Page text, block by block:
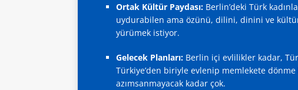
Ortak Kültür Paydası: Berlin’deki Türk
uydurabilen ama özünü, dilini, dinini ve
yürümek istiyor.
Gelecek Planları: Berlin içi evlilikler kadar,
Türkiye’den biriyle evlenip memlekete dönme
azımsanmayacak kadar çok.